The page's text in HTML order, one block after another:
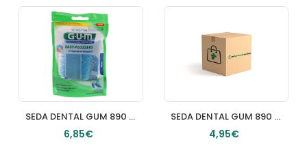
Añadir
SEDA DENTAL GUM 890 EASY FLOSSERS APLICADOR
6,85€
SEDA DENTAL GUM 890 EASY FLOSSERS APLICADOR
4,95€